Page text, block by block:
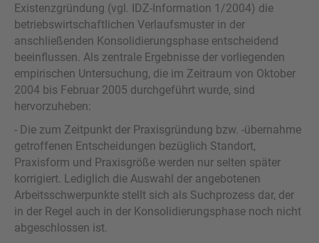
Existenzgründung (vgl. IDZ-Information 1/2004) die
betriebswirtschaftlichen Verlaufsmuster in der
anschließenden Konsolidierungsphase entscheidend
beeinflussen. Als zentrale Ergebnisse der vorliegenden
empirischen Untersuchung, die im Zeitraum von Oktober
2004 bis Februar 2005 durchgeführt wurde, sind
hervorzuheben:
- Die zum Zeitpunkt der Praxisgründung bzw. -übernahme
getroffenen Entscheidungen bezüglich Standort,
Praxisform und Praxisgröße werden nur selten später
korrigiert. Lediglich die Auswahl der angebotenen
Arbeitsschwerpunkte stellt sich als Suchprozess dar, der
in der Regel auch in der Konsolidierungsphase noch nicht
abgeschlossen ist.